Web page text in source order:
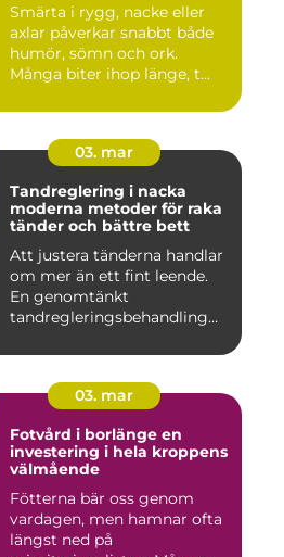
Smärta i rygg, nacke eller
axlar påverkar snabbt både
humör, sömn och ork.
Många biter ihop länge, t...
03. mar
Tandreglering i nacka
moderna metoder för raka
tänder och bättre bett
Att justera tänderna handlar
om mer än ett fint leende.
En genomtänkt
tandregleringsbehandling
03. mar
Fotvård i borlänge en
investering i hela kroppens
välmående
Fötterna bär oss genom
vardagen, men hamnar ofta
längst ned på